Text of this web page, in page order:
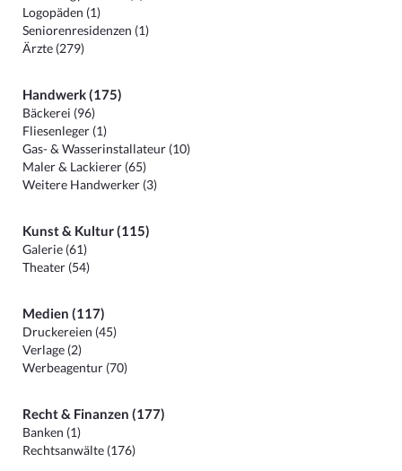
Logopäden (1)
Seniorenresidenzen (1)
Ärzte (279)
Handwerk (175)
Bäckerei (96)
Fliesenleger (1)
Gas- & Wasserinstallateur (10)
Maler & Lackierer (65)
Weitere Handwerker (3)
Kunst & Kultur (115)
Galerie (61)
Theater (54)
Medien (117)
Druckereien (45)
Verlage (2)
Werbeagentur (70)
Recht & Finanzen (177)
Banken (1)
Rechtsanwälte (176)